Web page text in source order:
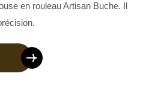
en rouleau Artisan Buche. Il